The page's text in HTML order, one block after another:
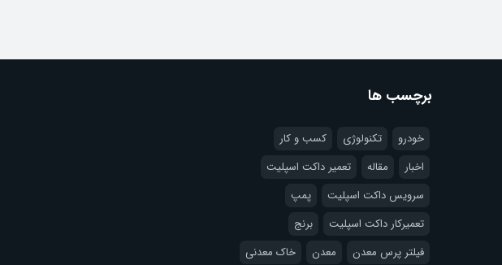
برچسب ها
خودرو تکنولوژی
کسب و کار
اخبار
مقاله
تعمیر داکت اسپلیت
سرویس داکت اسپلیت
پمپ
تعمیرکار داکت اسپلیت
برنج
فیلتر پرس معدن
معدن خاک معدنی